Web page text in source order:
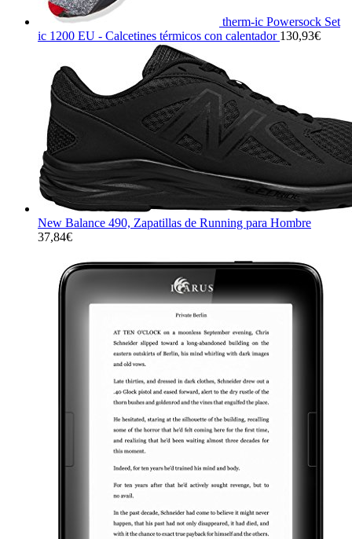
therm-ic Powersock Set
ic 1200 EU - Calcetines térmicos con calentador 130,93€
New Balance 490, Zapatillas de Running para Hombre
37,84€